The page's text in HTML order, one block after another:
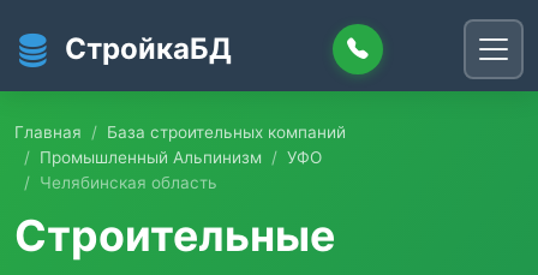
СтройкаБД
Главная
База строительных компаний
Промышленный Альпинизм
УФО
Челябинская область
Строительные